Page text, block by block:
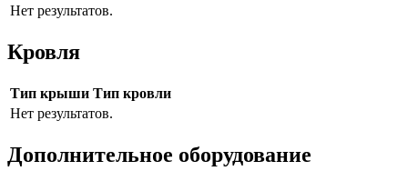
Нет результатов.
Кровля
Тип крыши Тип кровли
Нет результатов.
Дополнительное оборудование